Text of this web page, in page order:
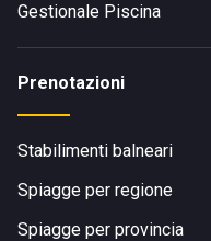
Gestionale Piscina
Prenotazioni
Stabilimenti balneari
Spiagge per regione
Spiagge per provincia